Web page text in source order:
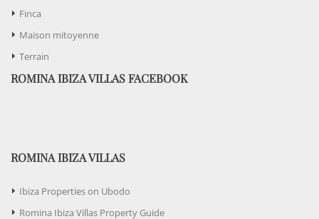
Finca
Maison mitoyenne
Terrain
ROMINA IBIZA VILLAS FACEBOOK
ROMINA IBIZA VILLAS
Ibiza Properties on Ubodo
Romina Ibiza Villas Property Guide